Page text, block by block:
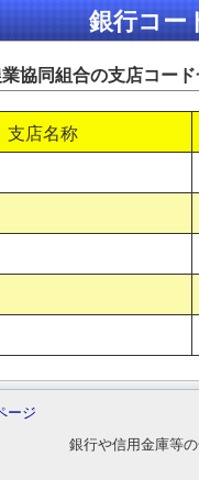
銀行コー
業協同組合の支店コード
支店名称
ージ
銀行や信用金庫等